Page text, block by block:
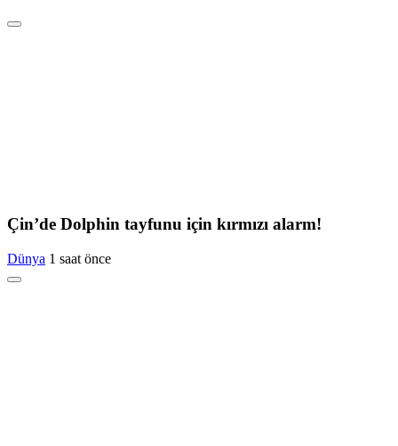
Çin’de Dolphin tayfunu için kırmızı alarm!
Dünya 1 saat önce